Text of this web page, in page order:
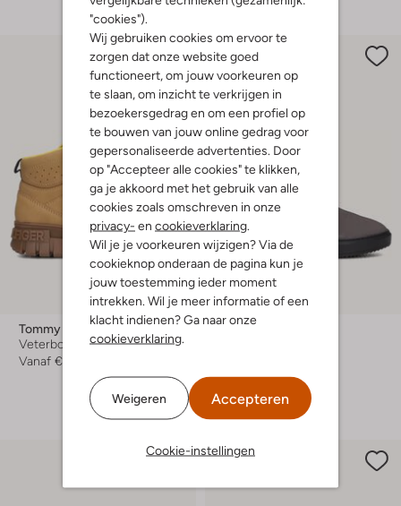
"cookies").
Wij gebruiken cookies om ervoor te
zorgen dat onze website goed
functioneert, om jouw voorkeuren op
te slaan, om inzicht te verkrijgen in
bezoekersgedrag en om een profiel op
te bouwen van jouw online gedrag voor
gepersonaliseerde advertenties. Door
op "Accepteer alle cookies" te klikken,
ga je akkoord met het gebruik van alle
cookies zoals omschreven in onze
privacy- en cookieverklaring.
Wil je je voorkeuren wijzigen? Via de
cookieknop onderaan de pagina kun je
jouw toestemming ieder moment
intrekken. Wil je meer informatie of een
klacht indienen? Ga naar onze
cookieverklaring.
Weigeren Accepteren
Cookie-instellingen
Tommy Hilfiger
Veterboots
Vanaf € 94,99
-20%
Hip
+ meer kleuren